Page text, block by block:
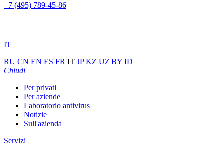
+7 (495) 789-45-86
IT
RU CN EN ES FR IT JPKZ UZ BY ID
Chiudi
Per privati
Per aziende
Laboratorio antivirus
Notizie
Sull'azienda
Servizi